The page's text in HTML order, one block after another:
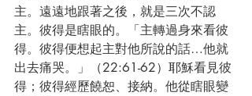
主。遠遠地跟著之後，就是三次不認
主。彼得是瞎眼的。「主轉過身來看彼
得。彼得便想起主對他所說的話…他就
出去痛哭。」（22:61-62）耶穌看見彼
得；彼得經歷饒恕、接納。他從瞎眼變